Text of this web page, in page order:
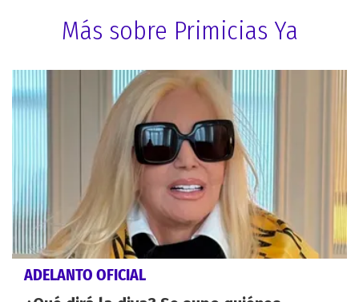
Más sobre Primicias Ya
ADELANTO OFICIAL